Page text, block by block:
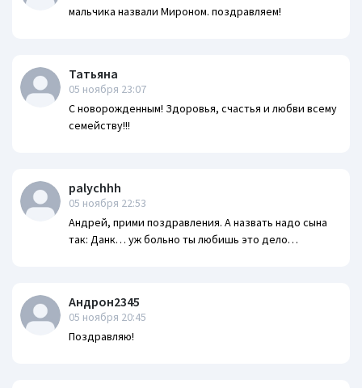
мальчика назвали Мироном. поздравляем!
Татьяна
05 ноября 23:07
С новорожденным! Здоровья, счастья и любви всему
семейству!!!
palychhh
05 ноября 22:53
Андрей, прими поздравления. А назвать надо сына
так: Данк… уж больно ты любишь это дело…
Андрон2345
05 ноября 20:45
Поздравляю!